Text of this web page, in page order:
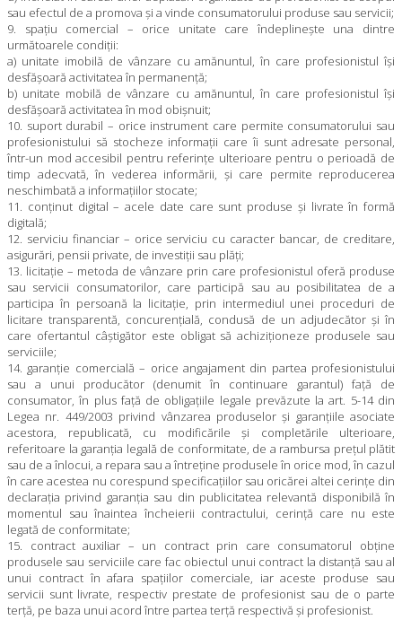
sau efectul de a promova şi a vinde consumatorului produse sau servicii;
9. spaţiu comercial – orice unitate care îndeplineşte una dintre
următoarele condiţii:
a) unitate imobilă de vânzare cu amănuntul, în care profesionistul îşi
desfăşoară activitatea în permanenţă;
b) unitate mobilă de vânzare cu amănuntul, în care profesionistul îşi
desfăşoară activitatea în mod obişnuit;
10. suport durabil – orice instrument care permite consumatorului sau
profesionistului să stocheze informaţii care îi sunt adresate personal,
într-un mod accesibil pentru referinţe ulterioare pentru o perioadă de
timp adecvată, în vederea informării, şi care permite reproducerea
neschimbată a informaţiilor stocate;
11. conţinut digital – acele date care sunt produse şi livrate în formă
digitală;
12. serviciu financiar – orice serviciu cu caracter bancar, de creditare,
asigurări, pensii private, de investiţii sau plăţi;
13. licitaţie – metoda de vânzare prin care profesionistul oferă produse
sau servicii consumatorilor, care participă sau au posibilitatea de a
participa în persoană la licitaţie, prin intermediul unei proceduri de
licitare transparentă, concurenţială, condusă de un adjudecător şi în
care ofertantul câştigător este obligat să achiziţioneze produsele sau
serviciile;
14. garanţie comercială – orice angajament din partea profesionistului
sau a unui producător (denumit în continuare garantul) faţă de
consumator, în plus faţă de obligaţiile legale prevăzute la art. 5-14 din
Legea nr. 449/2003 privind vânzarea produselor şi garanţiile asociate
acestora, republicată, cu modificările şi completările ulterioare,
referitoare la garanţia legală de conformitate, de a rambursa preţul plătit
sau de a înlocui, a repara sau a întreţine produsele în orice mod, în cazul
în care acestea nu corespund specificaţiilor sau oricărei altei cerinţe din
declaraţia privind garanţia sau din publicitatea relevantă disponibilă în
momentul sau înaintea încheierii contractului, cerinţă care nu este
legată de conformitate;
15. contract auxiliar – un contract prin care consumatorul obţine
produsele sau serviciile care fac obiectul unui contract la distanţă sau al
unui contract în afara spaţiilor comerciale, iar aceste produse sau
servicii sunt livrate, respectiv prestate de profesionist sau de o parte
terţă, pe baza unui acord între partea terţă respectivă şi profesionist.